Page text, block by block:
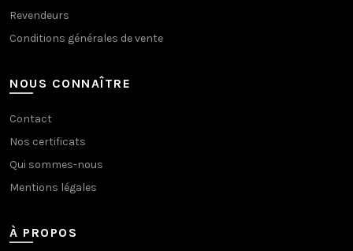
Revendeurs
Conditions générales de vente
NOUS CONNAÎTRE
Contact
Nos certificats
Qui sommes-nous
Mentions légales
À PROPOS